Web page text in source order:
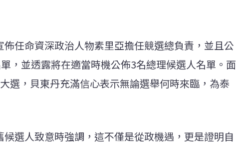
任命資深政治人物素里亞擔任競選總負責，並且公
，並透露將在適當時機公佈3名總理候選人名單。面
選，貝東丹充滿信心表示無論選舉何時來臨，為泰
選人致意時強調，這不僅是從政機遇，更是證明自